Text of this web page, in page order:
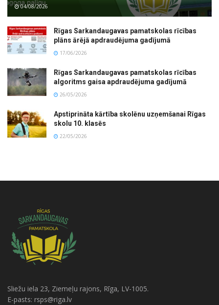
04/08/2026
Rīgas Sarkandaugavas pamatskolas rīcības
plāns ārējā apdraudējuma gadījumā
17/06/2026
Rīgas Sarkandaugavas pamatskolas rīcības
algoritms gaisa apdraudējuma gadījumā
26/05/2026
Apstiprināta kārtība skolēnu uzņemšanai Rīgas
skolu 10. klasēs
22/05/2026
Sliežu iela 23, Ziemeļu rajons, Rīga, LV-1005.
E-pasts: rsps@riga.lv